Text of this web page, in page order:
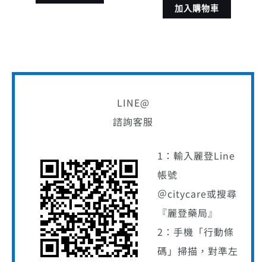
加入購物車
LINE@
諮詢客服
1：輸入麗登Line
帳號
＠citycare或搜尋
『麗登藥局』
2：手機「行動條
碼」掃描，對準左